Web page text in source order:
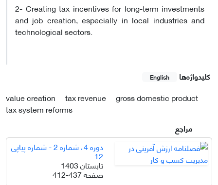
2- Creating tax incentives for long-term investments
and job creation, especially in local industries and
technological sectors.
کلیدواژه‌ها English
value creation tax revenue
gross domestic product
tax system reforms
مراجع
دوره 4، شماره 2 - شماره پیاپی
12
تابستان 1403
صفحه412-437